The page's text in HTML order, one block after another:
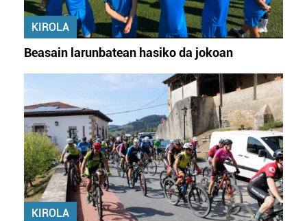
KIROLA
Beasain larunbatean hasiko da jokoan
KIROLA